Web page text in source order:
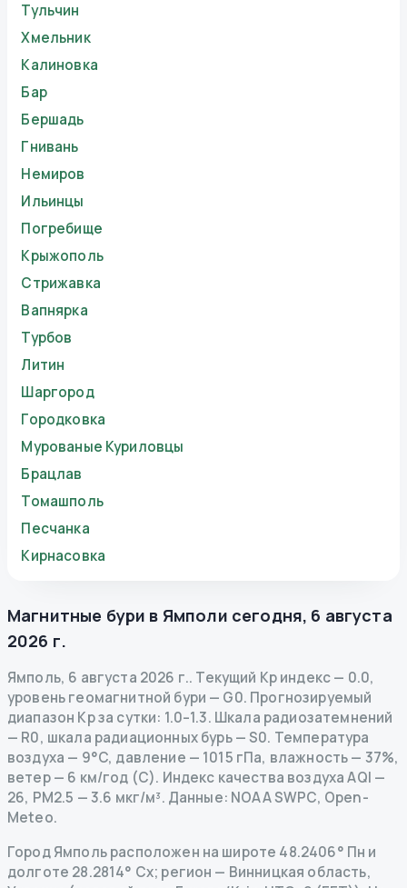
Тульчин
Хмельник
Калиновка
Бар
Бершадь
Гнивань
Немиров
Ильинцы
Погребище
Крыжополь
Стрижавка
Вапнярка
Турбов
Литин
Шаргород
Городковка
Мурованые Куриловцы
Брацлав
Томашполь
Песчанка
Кирнасовка
Магнитные бури в Ямполи сегодня, 6 августа
2026 г.
Ямполь, 6 августа 2026 г.. Текущий Kp индекс— 0.0,
уровень геомагнитной бури — G0. Прогнозируемый
диапазон Kp за сутки: 1.0–1.3. Шкала радиозатемнений
— R0, шкала радиационных бурь— S0. Температура
воздуха — 9°C, давление — 1015 гПа, влажность — 37%,
ветер — 6 км/год (С). Индекс качества воздуха AQI —
26, PM2.5 — 3.6 мкг/м³. Данные: NOAA SWPC, Open-
Meteo.
Город Ямполь расположен на широте 48.2406° Пн и
долготе 28.2814° Сх; регион — Винницкая область,